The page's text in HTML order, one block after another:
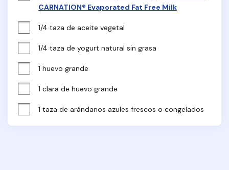
CARNATION® Evaporated Fat Free Milk
1/4 taza de aceite vegetal
1/4 taza de yogurt natural sin grasa
1 huevo grande
1 clara de huevo grande
1 taza de arándanos azules frescos o congelados